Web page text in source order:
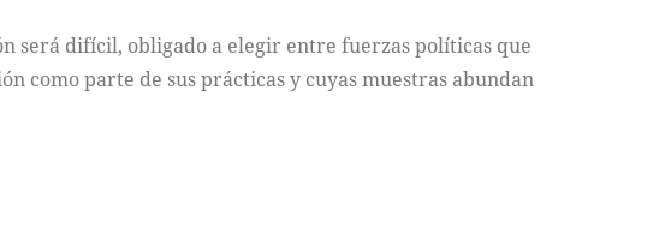
será difícil, obligado a elegir entre fuerzas políticas que
como parte de sus prácticas y cuyas muestras abundan